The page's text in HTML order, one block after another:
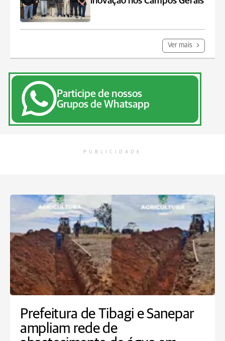
Ver mais
Participe de nossos
Grupos de Whatsapp
PUBLICIDADE
Prefeitura de Tibagi e Sanepar
ampliam rede de